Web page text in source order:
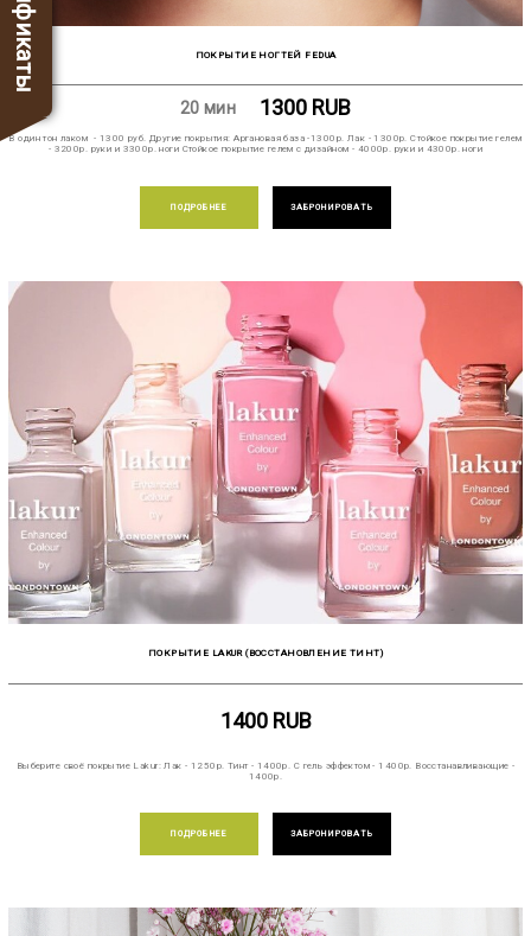
ПОКРЫТИЕ НОГТЕЙ FEDUA
20 мин 1300 RUB
В один тон лаком - 1300 руб. Другие покрытия: Аргановая база -1300р. Лак - 1300р. Стойкое покрытие гелем
- 3200р. руки и 3300р. ноги Стойкое покрытие гелем с дизайном - 4000р. руки и 4300р. ноги
ПОДРОБНЕЕ ЗАБРОНИРОВАТЬ
ПОКРЫТИЕ LAKUR (ВОССТАНОВЛЕНИЕ ТИНТ)
1400 RUB
Выберите своё покрытие Lakur: Лак - 1250р. Тинт - 1400р. С гель эффектом - 1400р. Восстанавливающие -
1400р.
ПОДРОБНЕЕ ЗАБРОНИРОВАТЬ